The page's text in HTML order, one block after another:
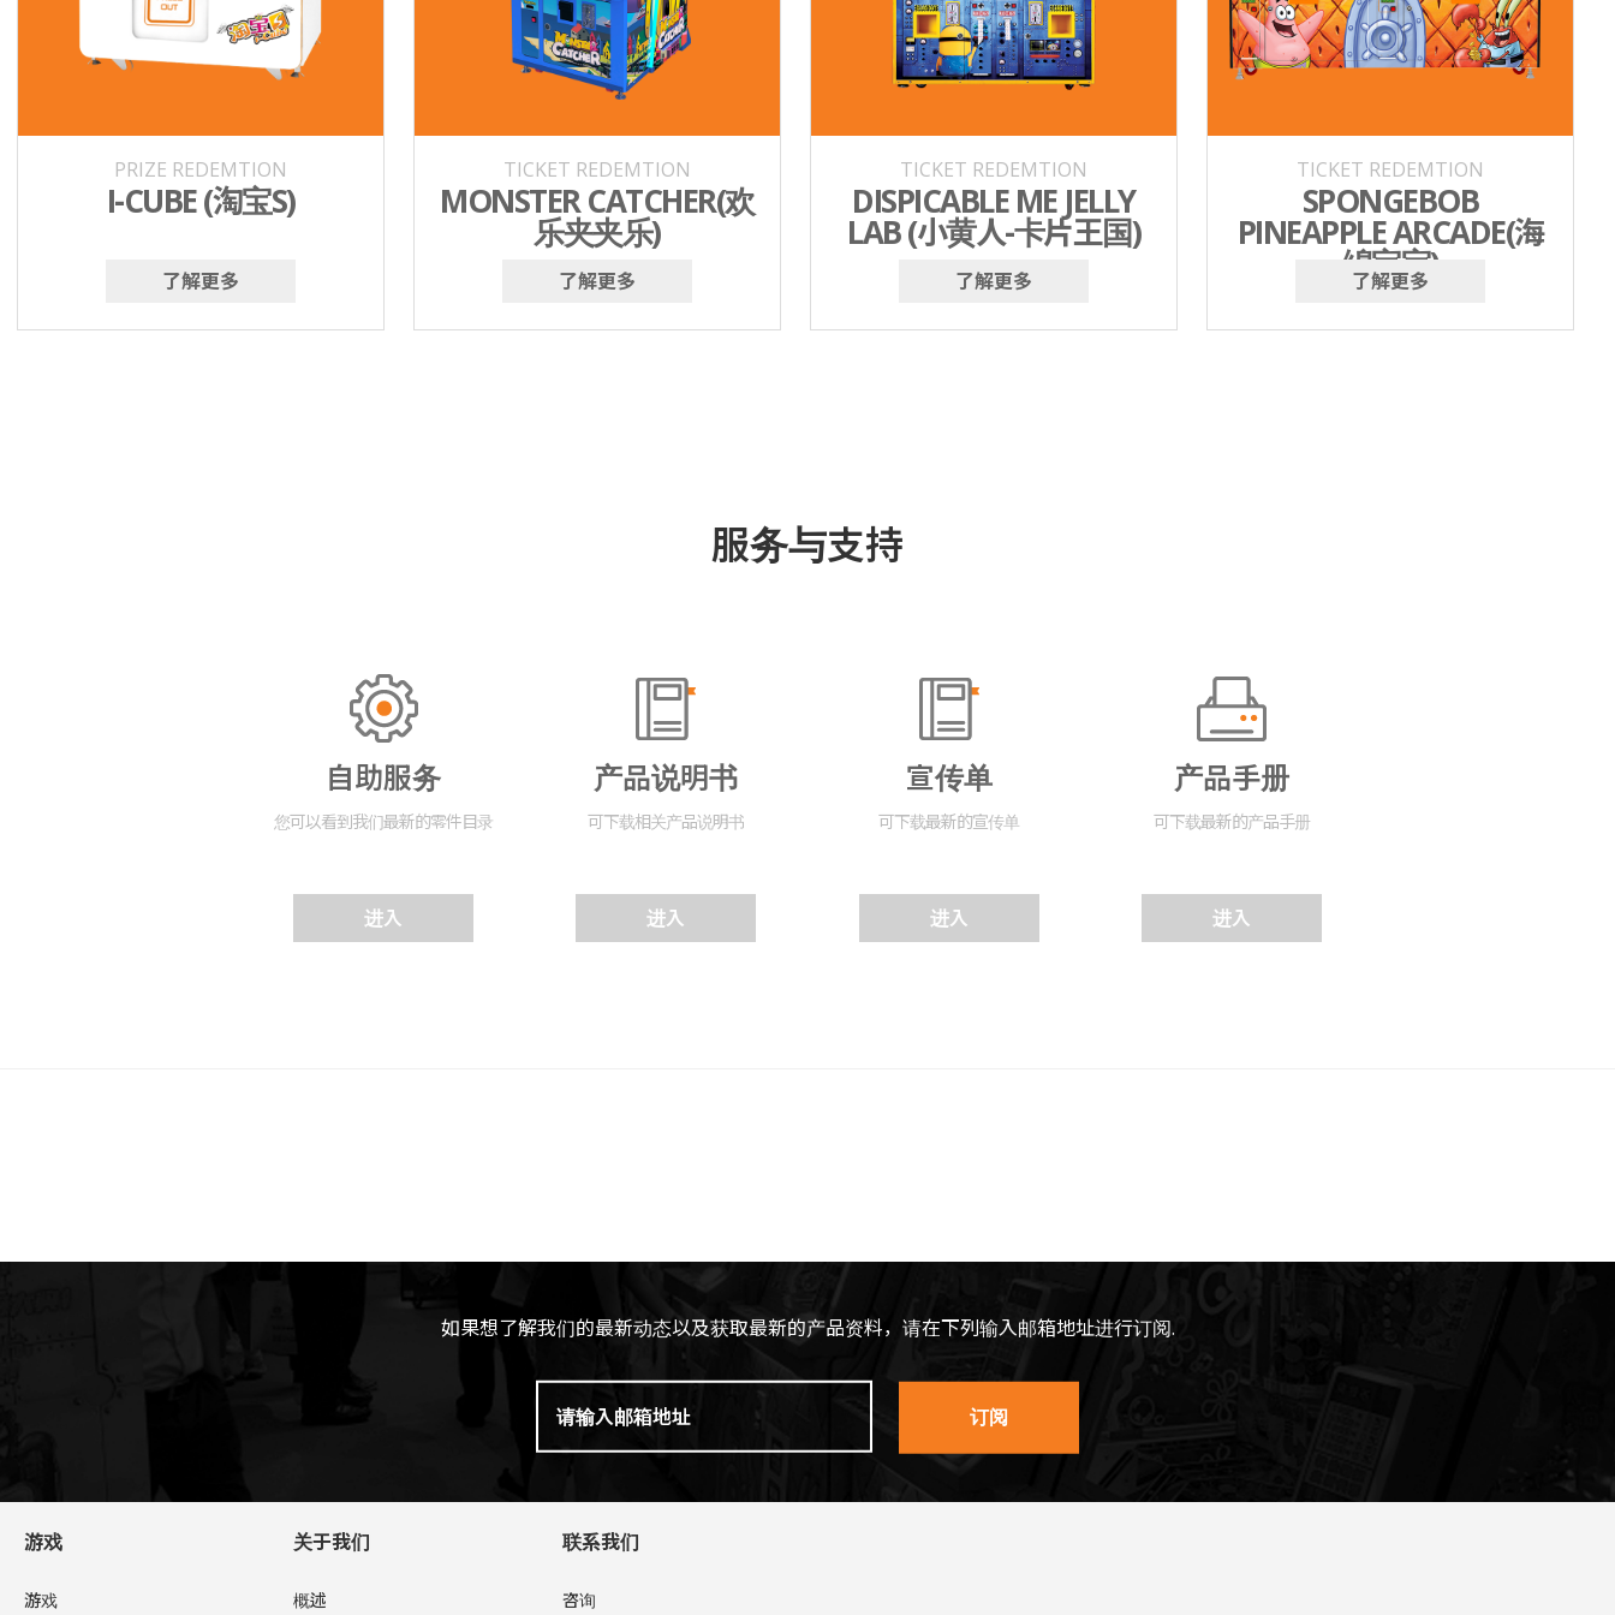
PRIZE REDEMTION
I-CUBE (淘宝S)
了解更多
TICKET REDEMTION
MONSTER CATCHER(欢
乐夹夹乐)
了解更多
TICKET REDEMTION
DISPICABLE ME JELLY
LAB (小黄人-卡片王国)
了解更多
TICKET REDEMTION
SPONGEBOB
PINEAPPLE ARCADE(海
绵宝宝)
了解更多
服务与支持
自助服务
您可以看到我们最新的零件目录
进入
产品说明书
可下载相关产品说明书
进入
宣传单
可下载最新的宣传单
进入
产品手册
可下载最新的产品手册
进入
如果想了解我们的最新动态以及获取最新的产品资料，请在下列输入邮箱地址进行订阅.
游戏
游戏
关于我们
概述
联系我们
咨询